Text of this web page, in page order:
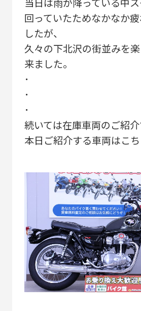
回っていたためなかなか
したが、
久々の下北沢の街並みを
来ました。
･
･
･
続いては在庫車両のご紹介
本日ご紹介する車両はこ